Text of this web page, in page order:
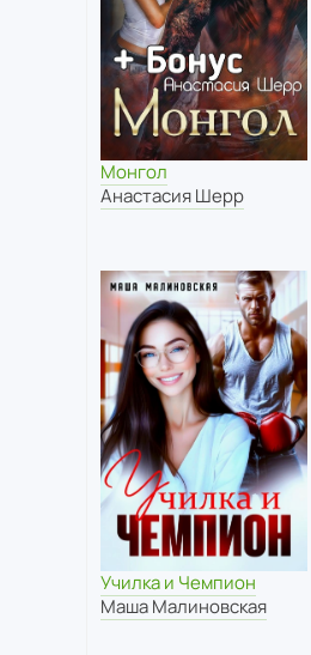
Монгол
Анастасия Шерр
Училка и Чемпион
Маша Малиновская